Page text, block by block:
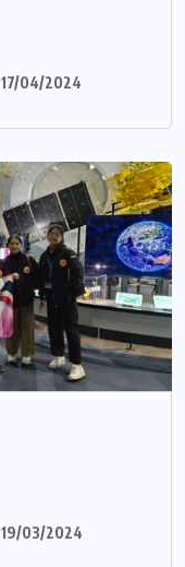
17/04/2024
19/03/2024